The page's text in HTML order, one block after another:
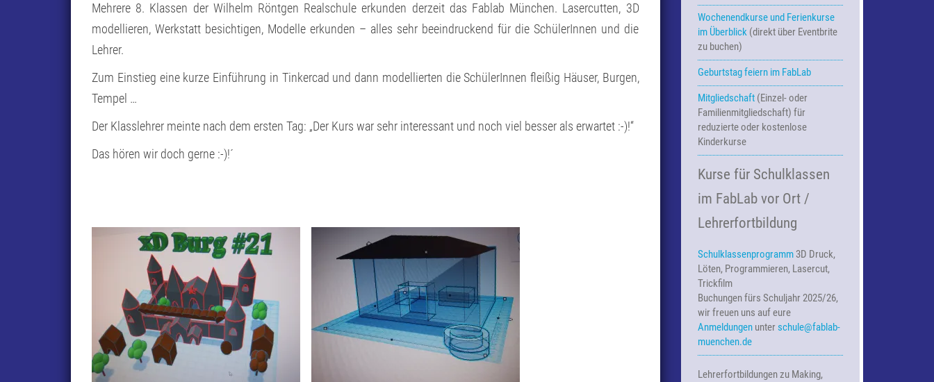
Mehrere 8. Klassen der Wilhelm Röntgen Realschule erkunden derzeit das Fablab München. Lasercutten, 3D
modellieren, Werkstatt besichtigen, Modelle erkunden – alles sehr beeindruckend für die SchülerInnen und die
Lehrer.
Zum Einstieg eine kurze Einführung in Tinkercad und dann modellierten die SchülerInnen fleißig Häuser, Burgen,
Tempel …
Der Klasslehrer meinte nach dem ersten Tag: „Der Kurs war sehr interessant und noch viel besser als erwartet :-)!“
Das hören wir doch gerne :-)!´
Wochenendkurse und Ferienkurse
im Überblick(direkt über Eventbrite
zu buchen)
Geburtstag feiern im FabLab
Mitgliedschaft(Einzel- oder
Familienmitgliedschaft) für
reduzierte oder kostenlose
Kinderkurse
Kurse für Schulklassen
im FabLab vor Ort /
Lehrerfortbildung
Schulklassenprogramm3D Druck,
Löten, Programmieren, Lasercut,
Trickfilm
Buchungen fürs Schuljahr 2025/26,
wir freuen uns auf eure
Anmeldungenunter schule@fablab-
muenchen.de
Lehrerfortbildungen zu Making,